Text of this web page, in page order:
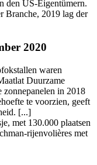
den US-Eigentümern.
Branche, 2019 lag der
2020
waren
Duurzame
zonnepanelen in 2018
te voorzien, geeft
[...]
met 130.000 plaatsen
rijenvolières met